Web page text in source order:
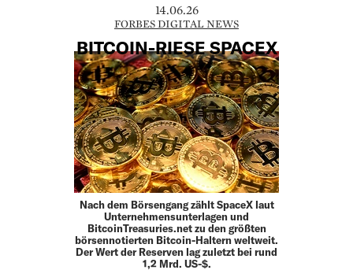
14.06.26
FORBES DIGITAL NEWS
BITCOIN-RIESE SPACEX
Nach dem Börsengang zählt SpaceX laut
Unternehmensunterlagen und
BitcoinTreasuries.net zu den größten
börsennotierten Bitcoin-Haltern weltweit.
Der Wert der Reserven lag zuletzt bei rund
1,2 Mrd. US-$.